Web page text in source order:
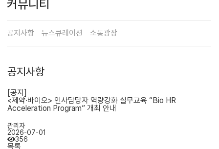
커뮤니티
공지사항 뉴스큐레이션 소통광장
공지사항
[공지]
<제약·바이오> 인사담당자 역량강화 실무교육 “Bio HR
Acceleration Program” 개최 안내
관리자
2026-07-01
356
목록